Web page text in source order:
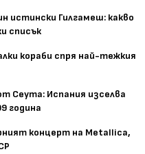
истински Гилгамеш: какво
списък
кораби спря най-тежкия
Сеута: Испания изселва
година
концерт на Metallica,